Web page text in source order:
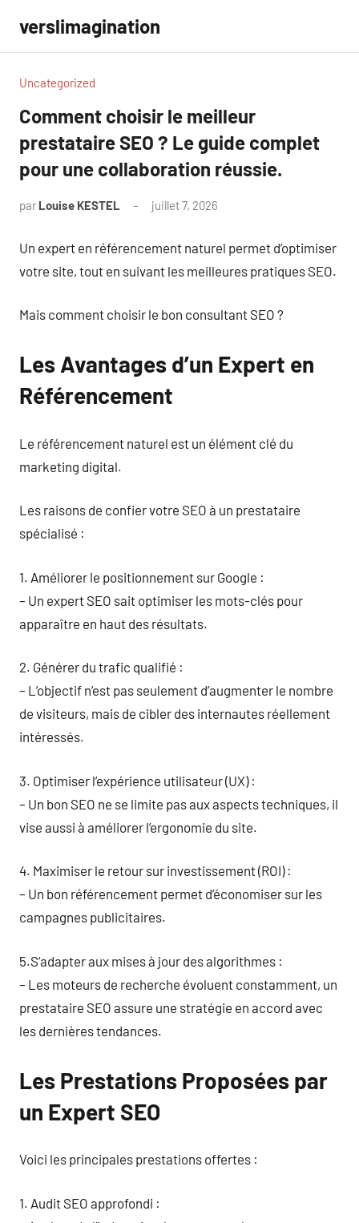
contenu
verslimagination
Uncategorized
Comment choisir le meilleur
prestataire SEO ? Le guide complet
pour une collaboration réussie.
par Louise KESTEL juillet 7, 2026
Un expert en référencement naturel permet d’optimiser
votre site, tout en suivant les meilleures pratiques SEO.
Mais comment choisir le bon consultant SEO ?
Les Avantages d’un Expert en
Référencement
Le référencement naturel est un élément clé du
marketing digital.
Les raisons de confier votre SEO à un prestataire
spécialisé :
1. Améliorer le positionnement sur Google :
– Un expert SEO sait optimiser les mots-clés pour
apparaître en haut des résultats.
2. Générer du trafic qualifié :
– L’objectif n’est pas seulement d’augmenter le nombre
de visiteurs, mais de cibler des internautes réellement
intéressés.
3. Optimiser l’expérience utilisateur (UX) :
– Un bon SEO ne se limite pas aux aspects techniques, il
vise aussi à améliorer l’ergonomie du site.
4. Maximiser le retour sur investissement (ROI) :
– Un bon référencement permet d’économiser sur les
campagnes publicitaires.
5.S’adapter aux mises à jour des algorithmes :
– Les moteurs de recherche évoluent constamment, un
prestataire SEO assure une stratégie en accord avec
les dernières tendances.
Les Prestations Proposées par
un Expert SEO
Voici les principales prestations offertes :
1. Audit SEO approfondi :